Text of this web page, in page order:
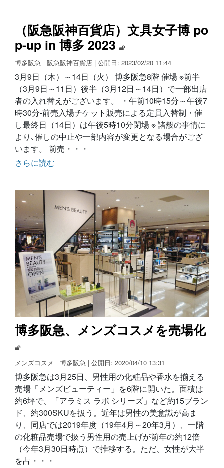
（阪急阪神百貨店）文具女子博 po
p-up in 博多 2023
博多阪急 阪急阪神百貨店 | 公開日: 2023/02/20 11:44
3月9日（木）～14日（火） 博多阪急8階 催場 ※前半
（3月9日～11日）後半（3月12日～14日）で一部出店
者の入れ替えがございます。 ・午前10時15分～午後7
時30分-前売入場チケット販売による定員入替制・催
し最終日（14日）は午後5時10分閉場 ※ 諸般の事情に
より､催しの中止や一部内容が変更となる場合がござ
います。 前売・・・
さらに読む
博多阪急、メンズコスメを売場化
メンズコスメ 博多阪急 | 公開日: 2020/04/10 13:31
博多阪急は3月25日、男性用の化粧品や香水を揃える
売場「メンズビューティー」を6階に開いた。面積は
約6坪で、「アラミス ラボ シリーズ」など約15ブラン
ド、約300SKUを扱う。近年は男性の美意識が高ま
り、同店では2019年度（19年4月～20年3月）、一階
の化粧品売場で扱う男性用の売上げが前年の約12倍
（今年3月30日時点）で推移する。ただ、女性が大半
を占・・・